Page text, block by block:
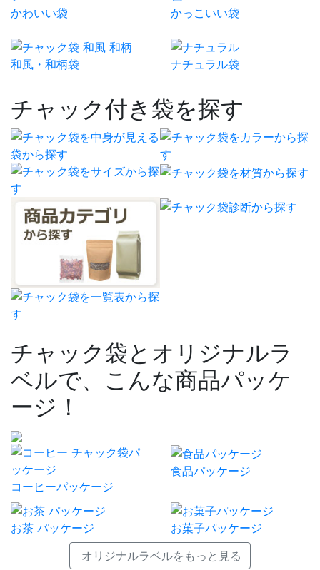
かわいい袋 かっこいい袋
和風・和柄袋 ナチュラル袋
チャック付き袋を探す
チャック袋とオリジナルラ
ベルで、こんな商品パッケ
ージ！
コーヒーパッケージ
食品パッケージ
お茶 パッケージ
お菓子パッケージ
オリジナルラベルをもっと見る